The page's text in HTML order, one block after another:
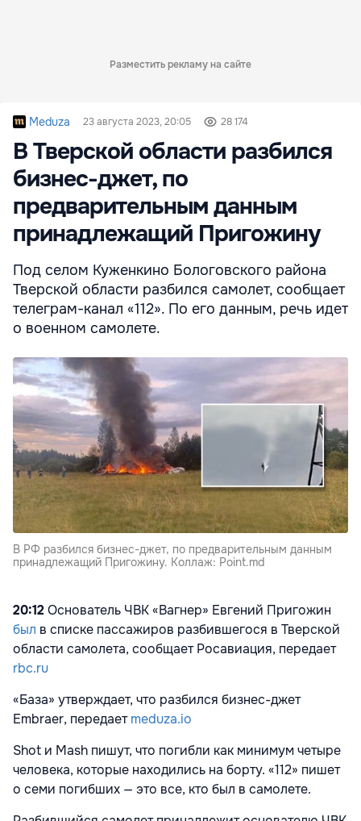
Разместить рекламу на сайте
Meduza 23 августа 2023, 20:05 28 174
В Тверской области разбился
бизнес-джет, по
предварительным данным
принадлежащий Пригожину
Под селом Куженкино Бологовского района
Тверской области разбился самолет, сообщает
телеграм-канал «112». По его данным, речь идет
о военном самолете.
В РФ разбился бизнес-джет, по предварительным данным
принадлежащий Пригожину. Коллаж: Point.md
20:12 Основатель ЧВК «Вагнер» Евгений Пригожин
был в списке пассажиров разбившегося в Тверской
области самолета, сообщает Росавиация, передает
rbc.ru
«База» утверждает, что разбился бизнес-джет
Embraer, передаетmeduza.io
Shot и Mash пишут, что погибли как минимум четыре
человека, которые находились на борту. «112» пишет
о семи погибших — это все, кто был в самолете.